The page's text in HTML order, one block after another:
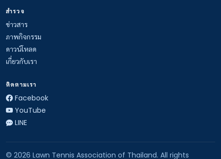
สำรวจ
ข่าวสาร
ภาพกิจกรรม
ดาวน์โหลด
เกี่ยวกับเรา
ติดตามเรา
Facebook
YouTube
LINE
© 2026 Lawn Tennis Association of Thailand. All rights